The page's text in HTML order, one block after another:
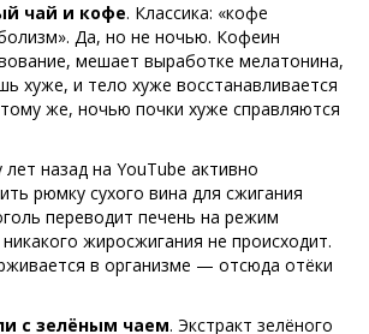
чай и кофе. Классика: «кофе
Да, но не ночью. Кофеин
мешает выработке мелатонина,
хуже, и тело хуже восстанавливается
же, ночью почки хуже справляются
лет назад на YouTube активно
рюмку сухого вина для сжигания
переводит печень на режим
жиросжигания не происходит.
в организме — отсюда отёки
с зелёным чаем. Экстракт зелёного